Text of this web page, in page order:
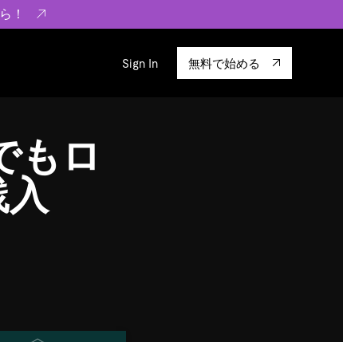
！
TiKV
TiSpark
OSS Insight
ーによる検証結果の記事
。
Sign In 無料で始める
もロ